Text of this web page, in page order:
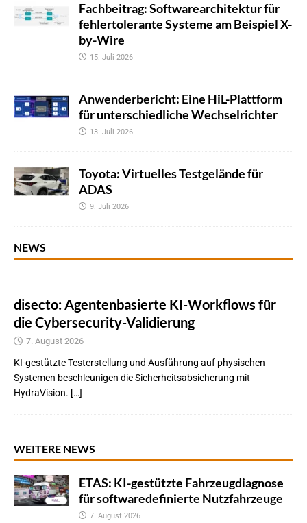
Fachbeitrag: Softwarearchitektur für
fehlertolerante Systeme am Beispiel X-
by-Wire
15. Juli 2026
Anwenderbericht: Eine HiL-Plattform
für unterschiedliche Wechselrichter
13. Juli 2026
Toyota: Virtuelles Testgelände für
ADAS
9. Juli 2026
NEWS
disecto: Agentenbasierte KI-Workflows für
die Cybersecurity-Validierung
7. August 2026
KI-gestützte Testerstellung und Ausführung auf physischen
Systemen beschleunigen die Sicherheitsabsicherung mit
HydraVision. […]
WEITERE NEWS
ETAS: KI-gestützte Fahrzeugdiagnose
für softwaredefinierte Nutzfahrzeuge
7. August 2026